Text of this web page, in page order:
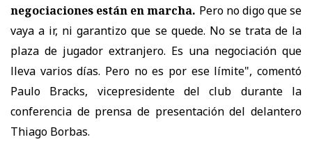
negociaciones están en marcha. Pero no digo que se
vaya a ir, ni garantizo que se quede. No se trata de la
plaza de jugador extranjero. Es una negociación que
lleva varios días. Pero no es por ese límite", comentó
Paulo Bracks, vicepresidente del club durante la
conferencia de prensa de presentación del delantero
Thiago Borbas.